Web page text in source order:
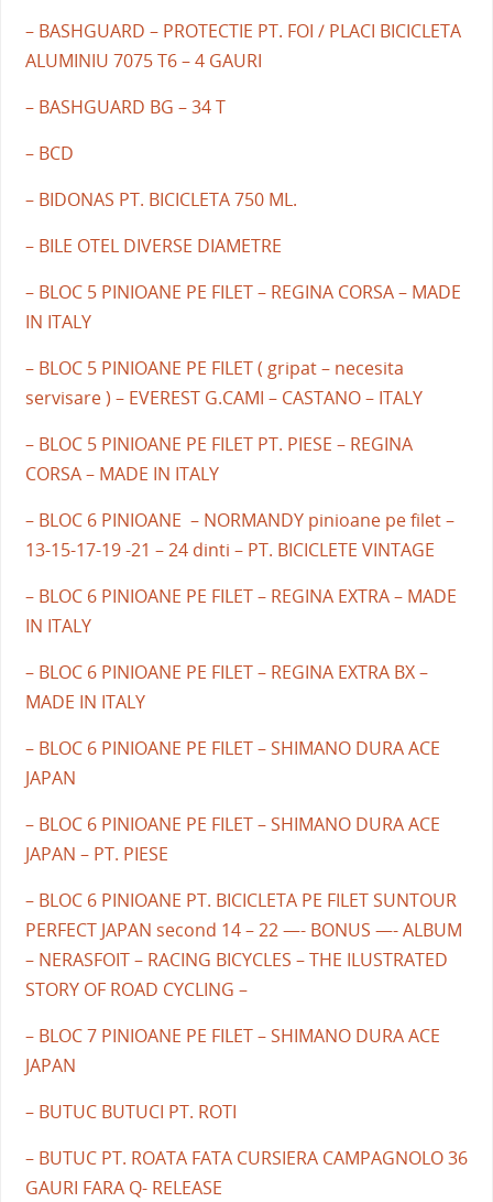
– BASHGUARD – PROTECTIE PT. FOI / PLACI BICICLETA
ALUMINIU 7075 T6 – 4 GAURI
– BASHGUARD BG – 34 T
– BCD
– BIDONAS PT. BICICLETA 750 ML.
– BILE OTEL DIVERSE DIAMETRE
– BLOC 5 PINIOANE PE FILET – REGINA CORSA – MADE
IN ITALY
– BLOC 5 PINIOANE PE FILET ( gripat – necesita
servisare ) – EVEREST G.CAMI – CASTANO – ITALY
– BLOC 5 PINIOANE PE FILET PT. PIESE – REGINA
CORSA – MADE IN ITALY
– BLOC 6 PINIOANE – NORMANDY pinioane pe filet –
13-15-17-19 -21 – 24 dinti – PT. BICICLETE VINTAGE
– BLOC 6 PINIOANE PE FILET – REGINA EXTRA – MADE
IN ITALY
– BLOC 6 PINIOANE PE FILET – REGINA EXTRA BX –
MADE IN ITALY
– BLOC 6 PINIOANE PE FILET – SHIMANO DURA ACE
JAPAN
– BLOC 6 PINIOANE PE FILET – SHIMANO DURA ACE
JAPAN – PT. PIESE
– BLOC 6 PINIOANE PT. BICICLETA PE FILET SUNTOUR
PERFECT JAPAN second 14 – 22 —- BONUS —- ALBUM
– NERASFOIT – RACING BICYCLES – THE ILUSTRATED
STORY OF ROAD CYCLING –
– BLOC 7 PINIOANE PE FILET – SHIMANO DURA ACE
JAPAN
– BUTUC BUTUCI PT. ROTI
– BUTUC PT. ROATA FATA CURSIERA CAMPAGNOLO 36
GAURI FARA Q- RELEASE